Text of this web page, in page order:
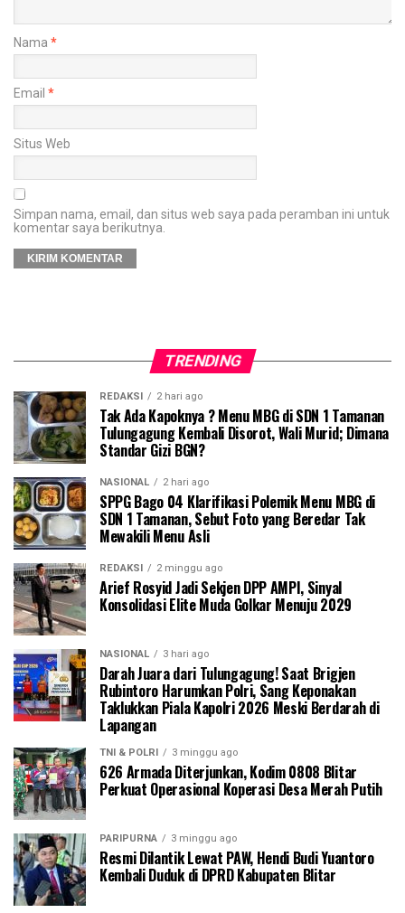
Nama *
Email *
Situs Web
Simpan nama, email, dan situs web saya pada peramban ini untuk
komentar saya berikutnya.
TRENDING
REDAKSI 2 hari ago
Tak Ada Kapoknya ? Menu MBG di SDN 1 Tamanan
Tulungagung Kembali Disorot, Wali Murid; Dimana
Standar Gizi BGN?
NASIONAL 2 hari ago
SPPG Bago 04 Klarifikasi Polemik Menu MBG di
SDN 1 Tamanan, Sebut Foto yang Beredar Tak
Mewakili Menu Asli
REDAKSI 2 minggu ago
Arief Rosyid Jadi Sekjen DPP AMPI, Sinyal
Konsolidasi Elite Muda Golkar Menuju 2029
NASIONAL 3 hari ago
Darah Juara dari Tulungagung! Saat Brigjen
Rubintoro Harumkan Polri, Sang Keponakan
Taklukkan Piala Kapolri 2026 Meski Berdarah di
Lapangan
TNI & POLRI 3 minggu ago
626 Armada Diterjunkan, Kodim 0808 Blitar
Perkuat Operasional Koperasi Desa Merah Putih
PARIPURNA 3 minggu ago
Resmi Dilantik Lewat PAW, Hendi Budi Yuantoro
Kembali Duduk di DPRD Kabupaten Blitar